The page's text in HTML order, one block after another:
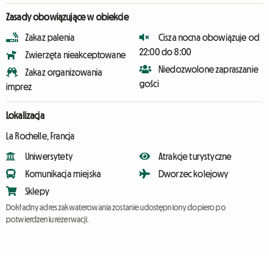
Zasady obowiązujące w obiekcie
Zakaz palenia
Zwierzęta nieakceptowane
Zakaz organizowania
imprez
Cisza nocna obowiązuje od
22:00 do 8:00
Niedozwolone zapraszanie
gości
Lokalizacja
La Rochelle, Francja
Uniwersytety
Komunikacja miejska
Sklepy
Atrakcje turystyczne
Dworzec kolejowy
Dokładny adres zakwaterowania zostanie udostępniony dopiero po
potwierdzeniu rezerwacji.